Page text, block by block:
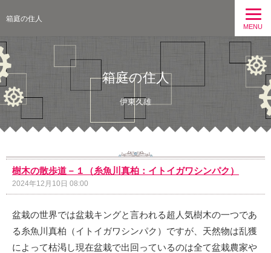
箱庭の住人
MENU
箱庭の住人
伊東久雄
樹木の散歩道－１（糸魚川真柏：イトイガワシンパク）
2024年12月10日 08:00
盆栽の世界では盆栽キングと言われる超人気樹木の一つであ
る糸魚川真柏（イトイガワシンパク）ですが、天然物は乱獲
によって枯渇し現在盆栽で出回っているのは全て盆栽農家や